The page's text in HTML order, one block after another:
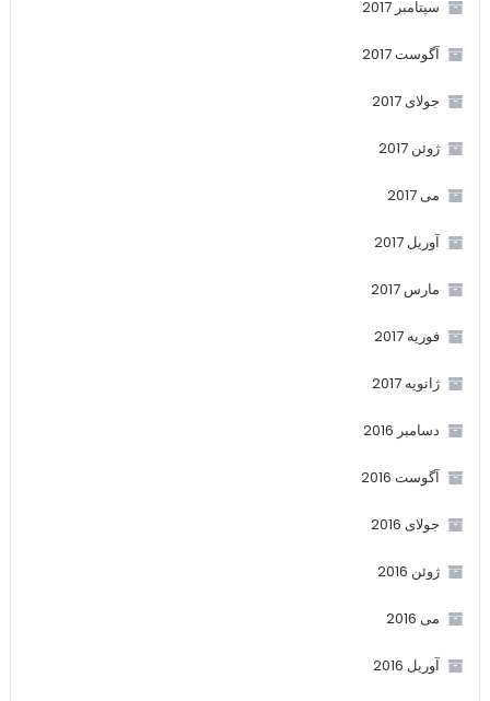
سپتامبر 2017
آگوست 2017
جولای 2017
ژوئن 2017
می 2017
آوریل 2017
مارس 2017
فوریه 2017
ژانویه 2017
دسامبر 2016
آگوست 2016
جولای 2016
ژوئن 2016
می 2016
آوریل 2016